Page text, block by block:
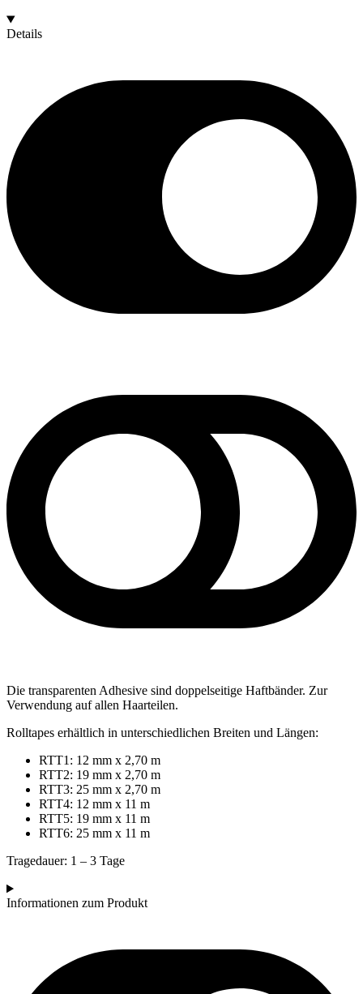
Details
Die transparenten Adhesive sind doppelseitige Haftbänder. Zur
Verwendung auf allen Haarteilen.
Rolltapes erhältlich in unterschiedlichen Breiten und Längen:
RTT1: 12 mm x 2,70 m
RTT2: 19 mm x 2,70 m
RTT3: 25 mm x 2,70 m
RTT4: 12 mm x 11 m
RTT5: 19 mm x 11 m
RTT6: 25 mm x 11 m
Tragedauer: 1 – 3 Tage
Informationen zum Produkt